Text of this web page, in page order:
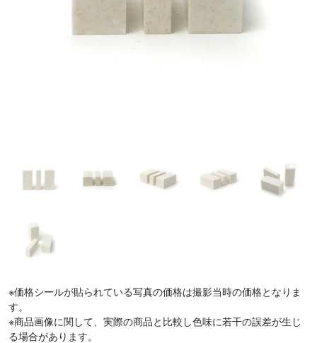
※価格シールが貼られている写真の価格は撮影当時の価格となりま
す。
※商品画像に関して、実際の商品と比較し色味に若干の誤差が生じ
る場合があります。